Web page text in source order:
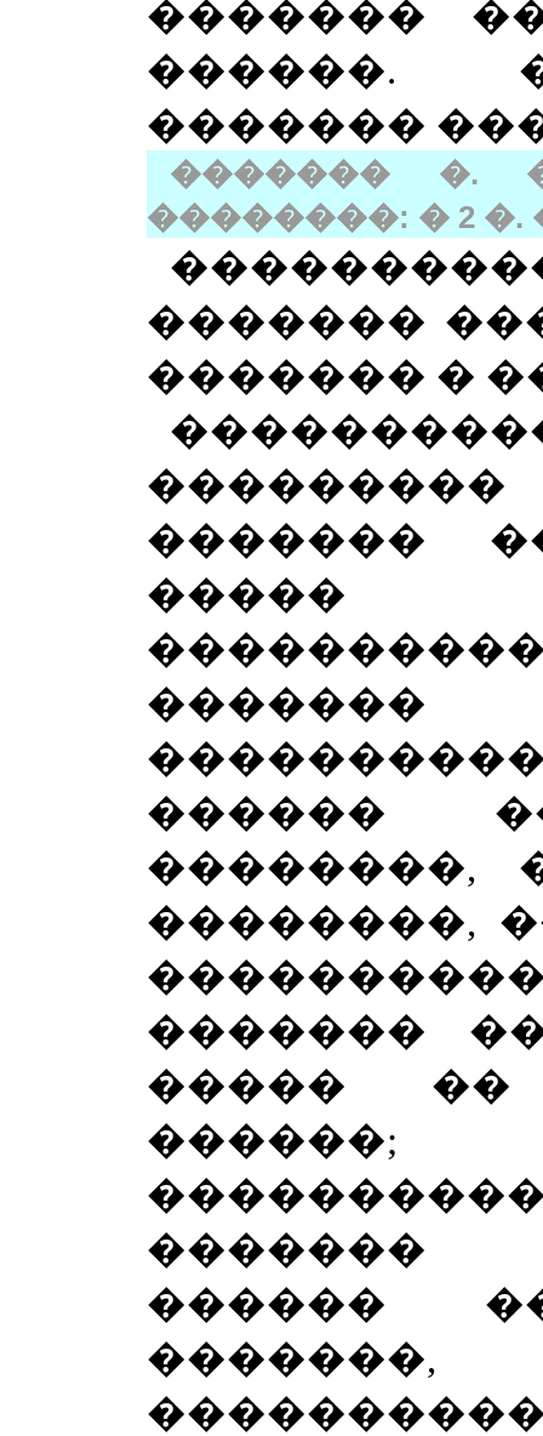
�������
������.
�������
������� �.
��������: � 2 �.
�������
������� �
�������
�����
������
��������,
��������,
�������
�����
������;
�������
������